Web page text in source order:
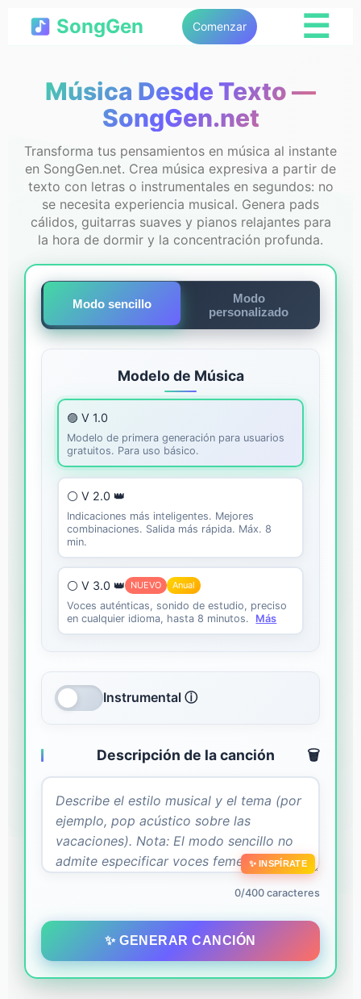
SongGen Comenzar ☰
Música Desde Texto —
SongGen.net
Transforma tus pensamientos en música al instante
en SongGen.net. Crea música expresiva a partir de
texto con letras o instrumentales en segundos: no
se necesita experiencia musical. Genera pads
cálidos, guitarras suaves y pianos relajantes para
la hora de dormir y la concentración profunda.
Modo sencillo
Modo
personalizado
Modelo de Música
🟣 V 1.0
Modelo de primera generación para usuarios
gratuitos. Para uso básico.
⚪ V 2.0 👑
Indicaciones más inteligentes. Mejores
combinaciones. Salida más rápida. Máx. 8
min.
⚪ V 3.0 👑 NUEVO Anual
Voces auténticas, sonido de estudio, preciso
en cualquier idioma, hasta 8 minutos.
Más
Instrumental ⓘ
Descripción de la canción 🗑️
✨ INSPÍRATE
0/400 caracteres
✨ GENERAR CANCIÓN